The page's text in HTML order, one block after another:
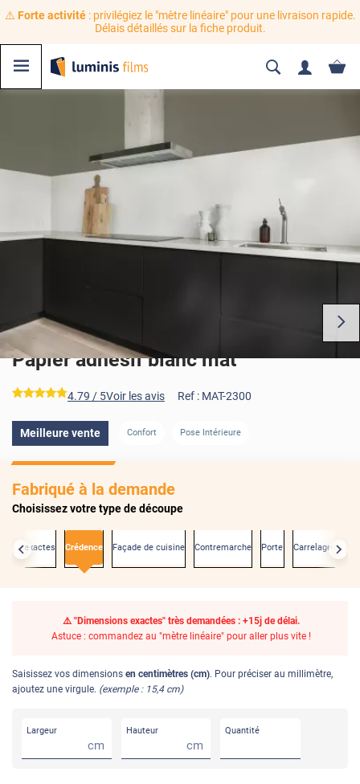
⚠️ Forte activité: privilégiez le "mètre linéaire" pour une livraison rapide.
Délais détaillés sur la fiche produit.
Papier adhésif blanc mat
*****
4.79 / 5Voir les avis Ref : MAT-2300
Meilleure vente Confort Pose Intérieure
Fabriqué à la demande
Choisissez votre type de découpe
exactes Crédence Façade de cuisine Contremarche Porte Carrelage mural
⚠️ "Dimensions exactes" très demandées : +15j de délai.
Astuce : commandez au "mètre linéaire" pour aller plus vite !
Saisissez vos dimensions en centimètres (cm). Pour préciser au millimètre,
ajoutez une virgule. (exemple : 15,4 cm)
Largeur
cm
Hauteur
cm
Quantité